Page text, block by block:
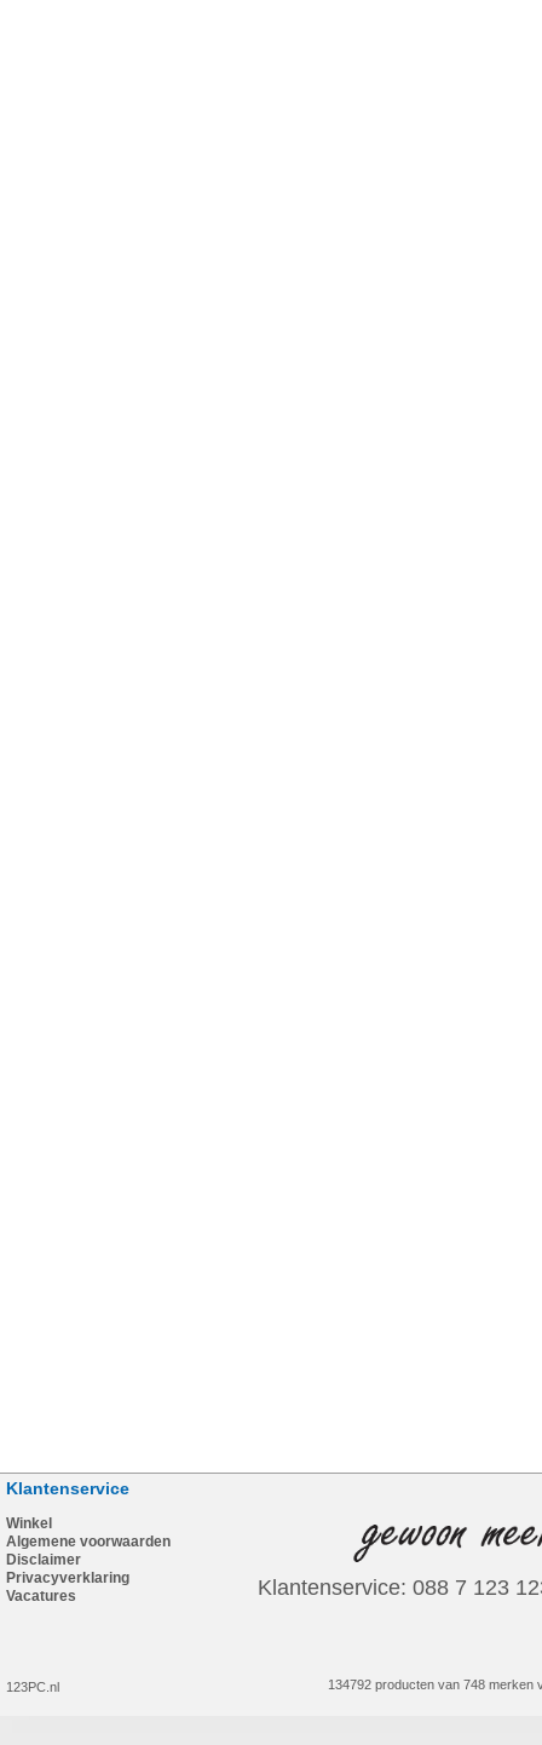
Klantenservice
Winkel
Algemene voorwaarden
Disclaimer
Privacyverklaring
Vacatures
123PC.nl
Klantenservice: 088 7 123
134792 producten van 748 merken